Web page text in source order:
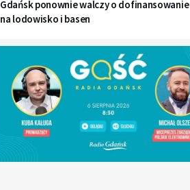
Gdańsk ponownie walczy o dofinansowanie
na lodowisko i basen